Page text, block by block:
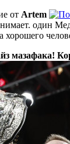
от Artem
один
хорошего
мазафака!